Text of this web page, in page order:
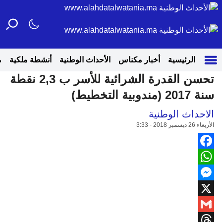
الرئيسية أخبار مكناس الأحداث الوطنية أنشطة ملكية
تحسن القدرة الشرائية للأسر ب 2,3 نقطة
سنة 2017 (مندوبية التخطيط)
الاحداث الوطنية
الأربعاء 26 ديسمبر 2018 - 3:33
Facebook
WhatsApp
Messenger
X
Gmail